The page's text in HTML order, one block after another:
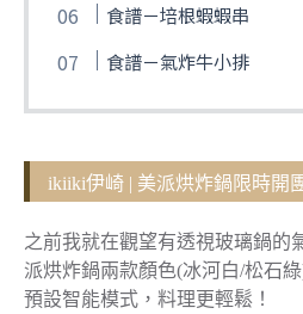
食譜－培根蝦蝦串
食譜－氣炸牛小排
ikiiki伊崎 | 美派烘炸鍋限時開
之前我就在觀望有透視玻璃鍋的
派烘炸鍋兩款顏色(冰河白/松石
預設智能模式，料理更輕鬆！